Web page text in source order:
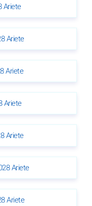
Ariete
Ariete
Ariete
Ariete
Ariete
Ariete
Ariete